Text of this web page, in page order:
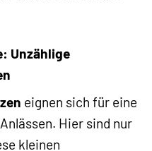
Unzählige
eignen sich für eine
Hier sind nur
kleinen